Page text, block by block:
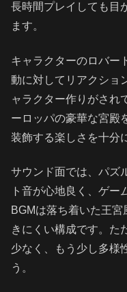
長時間プレイしても目
ます。
キャラクターのロバー
動に対してリアクショ
ャラクター作りがされ
ーロッパの豪華な宮殿
装飾する楽しさを十分
サウンド面では、パズ
ト音が心地良く、ゲー
BGMは落ち着いた王
きにくい構成です。た
少なく、もう少し多様
う。